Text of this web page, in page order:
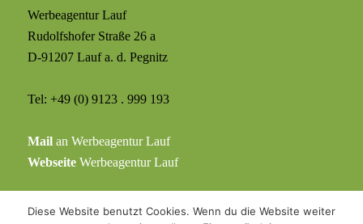
Werbeagentur Lauf
Rudolfshofer Straße 26 a
D-91207 Lauf a. d. Pegnitz
Tel: +49 (0) 9123 . 999 193
Mailan Werbeagentur Lauf
WebseiteWerbeagentur Lauf
Diese Website benutzt Cookies. Wenn du die Website weiter